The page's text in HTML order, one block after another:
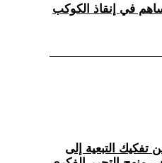
تفكيك التبعية إلى